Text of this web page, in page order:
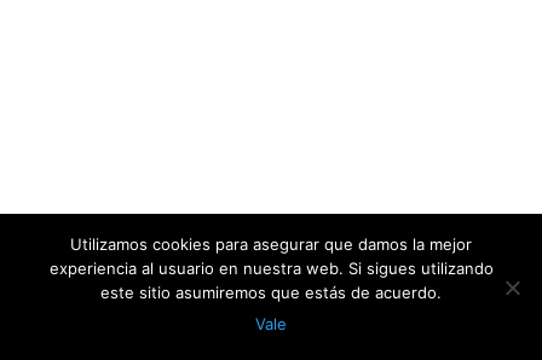
Utilizamos cookies para asegurar que damos la mejor
experiencia al usuario en nuestra web. Si sigues utilizando
este sitio asumiremos que estás de acuerdo.
Vale